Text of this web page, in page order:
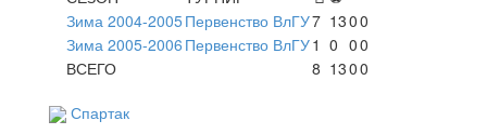
Зима 2004-2005Первенство ВлГУ7 1300
Зима 2005-2006 Первенство ВлГУ1 0 00
ВСЕГО
8 1300
Спартак